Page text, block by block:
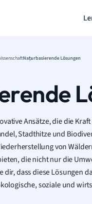
Naturbasierende Lösungen
Ansätze, die die
Stadthitze und
von
die nicht nur die
dir, dass diese Lösungen
soziale und